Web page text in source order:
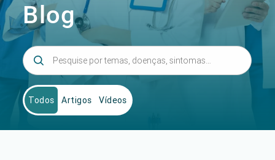
Blog
Todos Artigos Vídeos